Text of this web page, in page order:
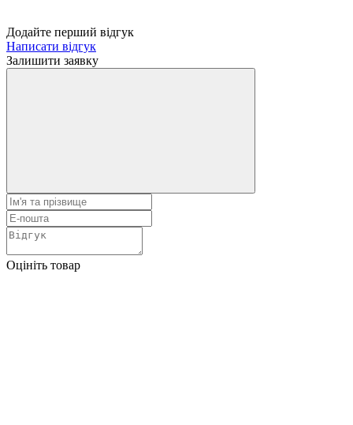
Додайте перший відгук
Написати відгук
Залишити заявку
Оцініть товар